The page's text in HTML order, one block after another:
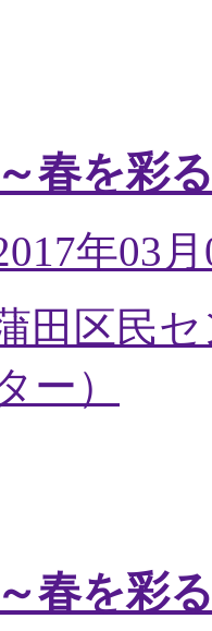
春を彩
年03
田区民
ー ）
春を彩